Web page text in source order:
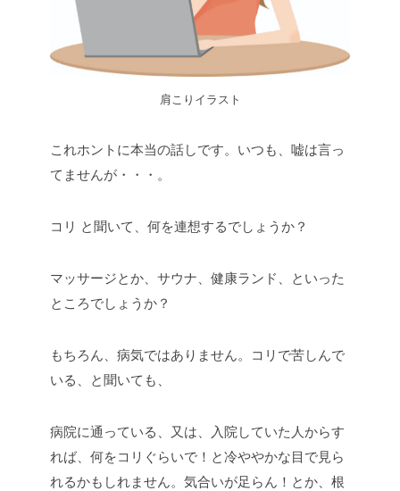
肩こりイラスト
これホントに本当の話しです。いつも、嘘は言っ
てませんが・・・。
コリ と聞いて、何を連想するでしょうか？
マッサージとか、サウナ、健康ランド、といった
ところでしょうか？
もちろん、病気ではありません。コリで苦しんで
いる、と聞いても、
病院に通っている、又は、入院していた人からす
れば、何をコリぐらいで！と冷ややかな目で見ら
れるかもしれません。気合いが足らん！とか、根